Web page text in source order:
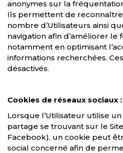
anonymes sur la
Ils permettent de
nombre d’Utilisateurs ainsi
navigation afin d’améliorer le
notamment en optimisant
informations recherchées.
désactivés.
Cookies de réseaux sociaux :
Lorsque l’Utilisateur utilise
partage se trouvant sur le
Facebook), un cookie peut
social concerné afin de